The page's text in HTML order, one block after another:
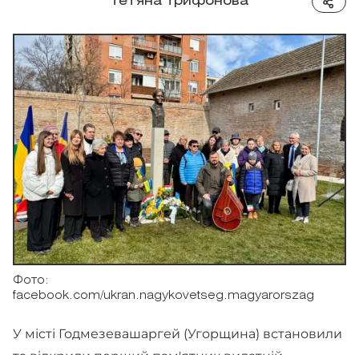
Фото:
facebook.com/ukran.nagykovetseg.magyarorszag
У місті Годмезевашаргей (Угорщина) встановили